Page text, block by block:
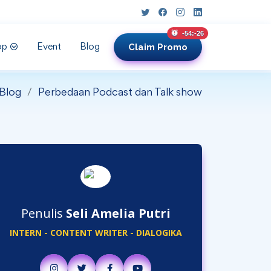
Event Blog Claim Promo
-54:-28unread messages
Perbedaan Podcast dan Talk show
Penulis Seli Amelia Putri
INTERN - CONTENT WRITER - DIALOGIKA